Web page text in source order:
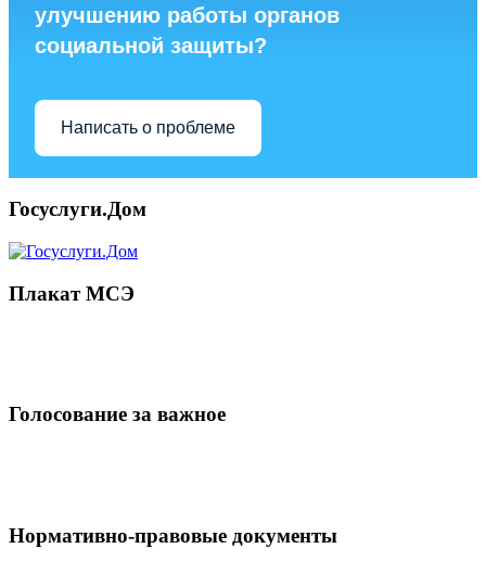
улучшению работы органов
социальной защиты?
Написать о проблеме
Госуслуги.Дом
Плакат МСЭ
Голосование за важное
Нормативно-правовые документы